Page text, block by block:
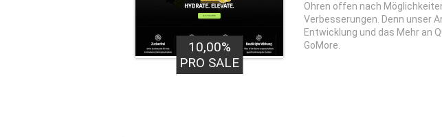
10,00%
PRO SALE
Ohren offen nach
Verbesserungen. Denn unser
Entwicklung und das Mehr an
GoMore.